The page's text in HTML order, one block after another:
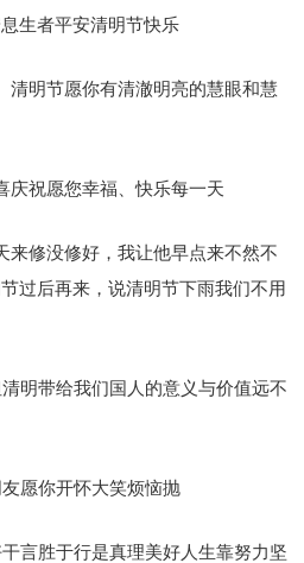
生者平安清明节快乐
清明节愿你有清澈明亮的慧眼和慧
庆祝愿您幸福、快乐每一天
来修没修好，我让他早点来不然不
过后再来，说清明节下雨我们不用
明带给我们国人的意义与价值远不
愿你开怀大笑烦恼抛
言胜于行是真理美好人生靠努力坚